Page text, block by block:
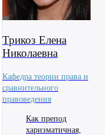
Трикоз Елена
Николаевна
Кафедра теории права и
сравнительного
правоведения
Как препод
харизматичная,